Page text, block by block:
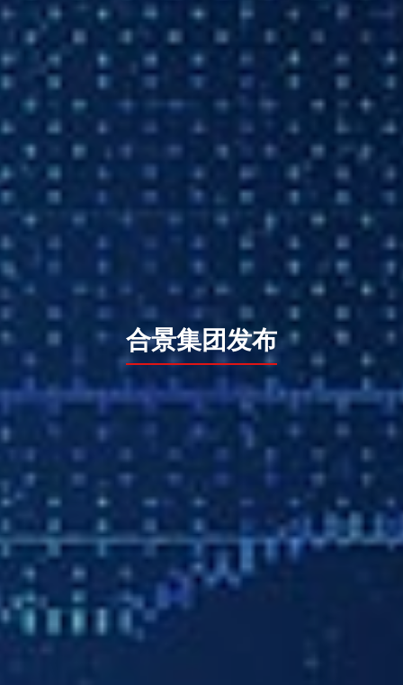
合景集团发布